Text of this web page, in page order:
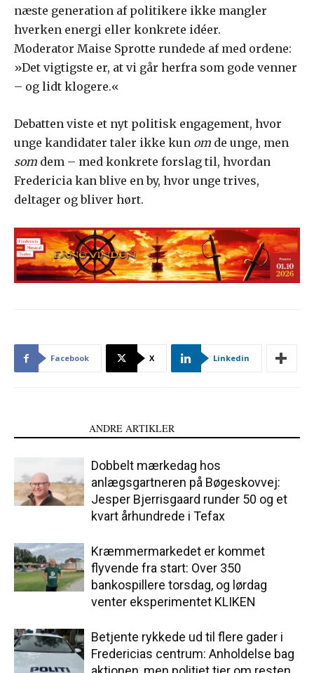
næste generation af politikere ikke mangler
hverken energi eller konkrete idéer.
Moderator Maise Sprotte rundede af med ordene:
»Det vigtigste er, at vi går herfra som gode venner
– og lidt klogere.«
Debatten viste et nyt politisk engagement, hvor
unge kandidater taler ikke kun om de unge, men
som dem – med konkrete forslag til, hvordan
Fredericia kan blive en by, hvor unge trives,
deltager og bliver hørt.
Facebook X Linkedin
ANDRE ARTIKLER
Dobbelt mærkedag hos
anlægsgartneren på Bøgeskovvej:
Jesper Bjerrisgaard runder 50 og et
kvart århundrede i Tefax
Kræmmermarkedet er kommet
flyvende fra start: Over 350
bankospillere torsdag, og lørdag
venter eksperimentet KLIKEN
Betjente rykkede ud til flere gader i
Fredericias centrum: Anholdelse bag